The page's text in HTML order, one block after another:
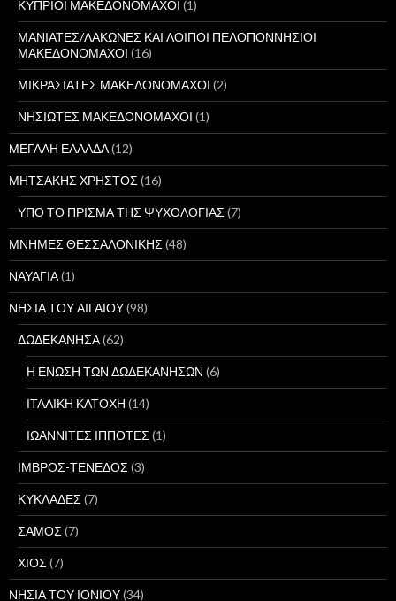
ΚΥΠΡΙΟΙ ΜΑΚΕΔΟΝΟΜΑΧΟΙ (1)
ΜΑΝΙΑΤΕΣ/ΛΑΚΩΝΕΣ ΚΑΙ ΛΟΙΠΟΙ ΠΕΛΟΠΟΝΝΗΣΙΟΙ
ΜΑΚΕΔΟΝΟΜΑΧΟΙ (16)
ΜΙΚΡΑΣΙΑΤΕΣ ΜΑΚΕΔΟΝΟΜΑΧΟΙ (2)
ΝΗΣΙΩΤΕΣ ΜΑΚΕΔΟΝΟΜΑΧΟΙ (1)
ΜΕΓΑΛΗ ΕΛΛΑΔΑ(12)
ΜΗΤΣΑΚΗΣ ΧΡΗΣΤΟΣ (16)
ΥΠΟ ΤΟ ΠΡΙΣΜΑ ΤΗΣ ΨΥΧΟΛΟΓΙΑΣ (7)
ΜΝΗΜΕΣ ΘΕΣΣΑΛΟΝΙΚΗΣ (48)
ΝΑΥΑΓΙΑ(1)
ΝΗΣΙΑ ΤΟΥ ΑΙΓΑΙΟΥ(98)
ΔΩΔΕΚΑΝΗΣΑ(62)
Η ΕΝΩΣΗ ΤΩΝ ΔΩΔΕΚΑΝΗΣΩΝ (6)
ΙΤΑΛΙΚΗ ΚΑΤΟΧΗ (14)
ΙΩΑΝΝΙΤΕΣ ΙΠΠΟΤΕΣ (1)
ΙΜΒΡΟΣ-ΤΕΝΕΔΟΣ (3)
ΚΥΚΛΑΔΕΣ (7)
ΣΑΜΟΣ (7)
ΧΙΟΣ (7)
ΝΗΣΙΑ ΤΟΥ ΙΟΝΙΟΥ(34)